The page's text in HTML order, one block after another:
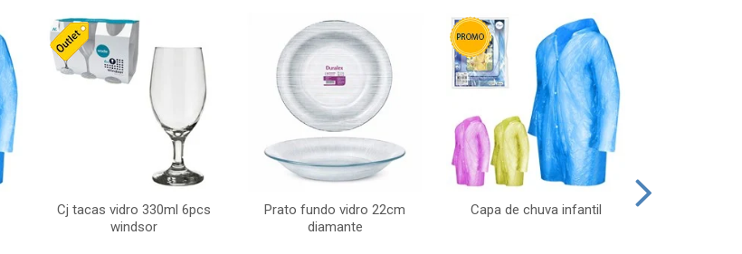
Cj tacas vidro 330ml 6pcs
windsor
Prato fundo vidro 22cm
diamante
Capa de chuva infantil